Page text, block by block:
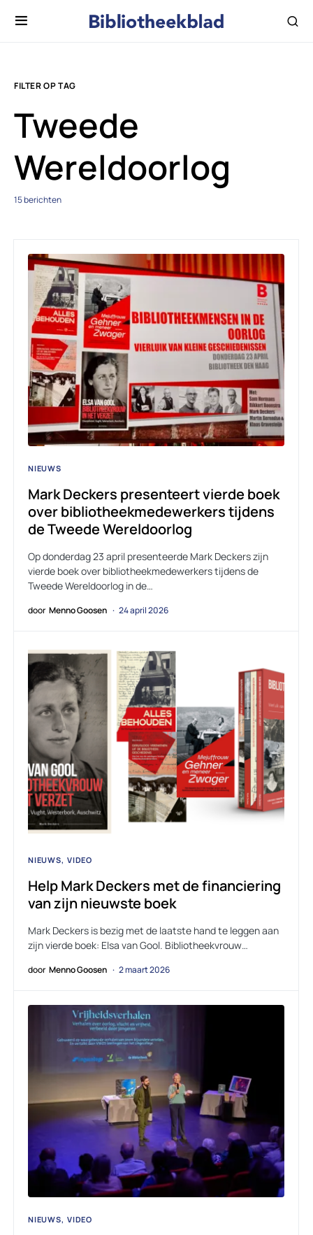
FILTER OP TAG
Tweede
Wereldoorlog
15 berichten
NIEUWS
Mark Deckers presenteert vierde boek
over bibliotheekmedewerkers tijdens
de Tweede Wereldoorlog
Op donderdag 23 april presenteerde Mark Deckers zijn
vierde boek over bibliotheekmedewerkers tijdens de
Tweede Wereldoorlog in de…
door Menno Goosen 24 april 2026
NIEUWS VIDEO
Help Mark Deckers met de financiering
van zijn nieuwste boek
Mark Deckers is bezig met de laatste hand te leggen aan
zijn vierde boek: Elsa van Gool. Bibliotheekvrouw…
door Menno Goosen 2 maart 2026
NIEUWS VIDEO